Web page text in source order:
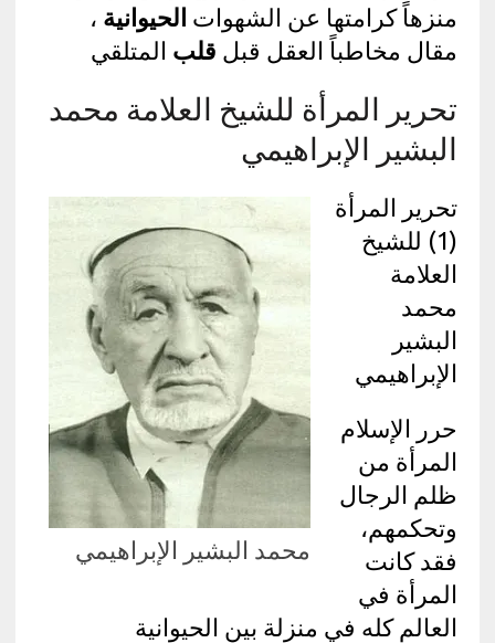
منزهاً كرامتها عن الشهوات الحيوانية ،
مقال مخاطباً العقل قبل قلب المتلقي
تحرير المرأة للشيخ العلامة محمد
البشير الإبراهيمي
محمد البشير الإبراهيمي
تحرير المرأة
(1) للشيخ
العلامة
محمد
البشير
الإبراهيمي
حرر الإسلام
المرأة من
ظلم الرجال
وتحكمهم،
فقد كانت
المرأة في
العالم كله في منزلة بين الحيوانية